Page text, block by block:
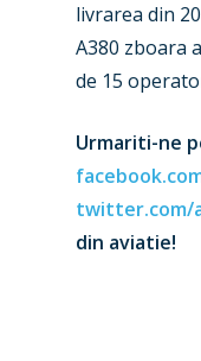
livrarea din
A380 zboara
de 15
Urmariti-ne
twitter.com/
din aviatie!